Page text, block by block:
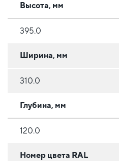
Высота, мм
395.0
Ширина, мм
310.0
Глубина, мм
120.0
Номер цвета RAL